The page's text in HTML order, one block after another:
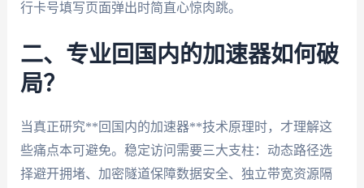
行卡号填写页面弹出时简直心惊肉跳。
二、专业回国内的加速器如何破
局？
当真正研究**回国内的加速器**技术原理时，才理解这
些痛点本可避免。稳定访问需要三大支柱：动态路径选
择避开拥堵、加密隧道保障数据安全、独立带宽资源隔